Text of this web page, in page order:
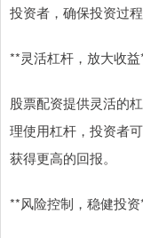
投资者，确保投资过程
**灵活杠杆，放大收益
股票配资提供灵活的
理使用杠杆，投资者
获得更高的回报。
**风险控制，稳健投资